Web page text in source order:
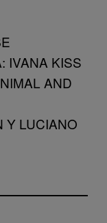
IVANA KISS
AND
Y LUCIANO